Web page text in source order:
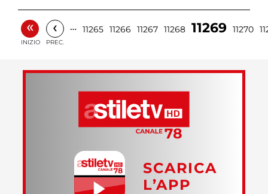
«
INIZIO
‹
PREC.
… 11265 11266 11267 11268 11269 11270
SCARICA
L’APP